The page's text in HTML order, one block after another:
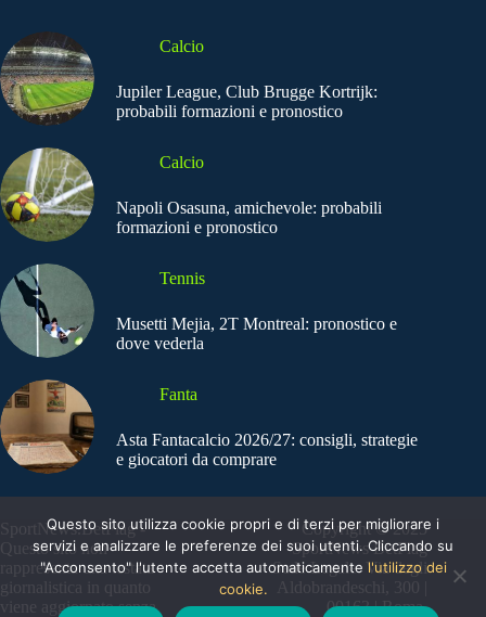
Calcio
Jupiler League, Club Brugge Kortrijk:
probabili formazioni e pronostico
Calcio
Napoli Osasuna, amichevole: probabili
formazioni e pronostico
Tennis
Musetti Mejia, 2T Montreal: pronostico e
dove vederla
Fanta
Asta Fantacalcio 2026/27: consigli, strategie
e giocatori da comprare
SportNews.BetFlag -
Questo sito non
rappresenta una testata
giornalistica in quanto
viene aggiornato senza
Copyright © 2025
SportNews BetFlag
Sede Legale: Via degli
Aldobrandeschi, 300 |
00163 | Roma
Questo sito utilizza cookie propri e di terzi per migliorare i
servizi e analizzare le preferenze dei suoi utenti. Cliccando su
"Acconsento" l'utente accetta automaticamente l'utilizzo dei
cookie.